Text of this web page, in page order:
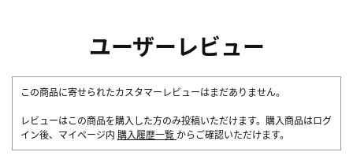
ユーザーレビュー
この商品に寄せられたカスタマーレビューはまだありません。
レビューはこの商品を購入した方のみ投稿いただけます。購入商品はログ
イン後、マイページ内 購入履歴一覧 からご確認いただけます。